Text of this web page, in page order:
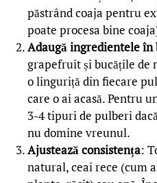
păstrând coaja pentru
poate procesa bine
Adaugă ingredientele în
grapefruit și bucățile de
o linguriță din fiecare
care o ai acasă. Pentru
3-4 tipuri de pulberi
nu domine vreunul.
Ajustează consistența:
natural, ceai rece (cum